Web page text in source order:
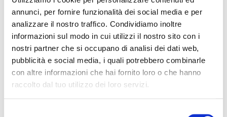
annunci, per fornire funzionalità dei social media e per
analizzare il nostro traffico. Condividiamo inoltre
informazioni sul modo in cui utilizzi il nostro sito con i
nostri partner che si occupano di analisi dei dati web,
pubblicità e social media, i quali potrebbero combinarle
con altre informazioni che hai fornito loro o che hanno
raccolto dal tuo utilizzo dei loro servizi.
Descrizione prodotto
RIGENERATO KYOCERA TK-8345Y Toner giallo con CHIP
(1T02L7ANL0) (12K)
Devi acquistare tramite MEPA?
Puoi cercare i prodotti su MEPA inserendo il codice:
Codice MEPA: